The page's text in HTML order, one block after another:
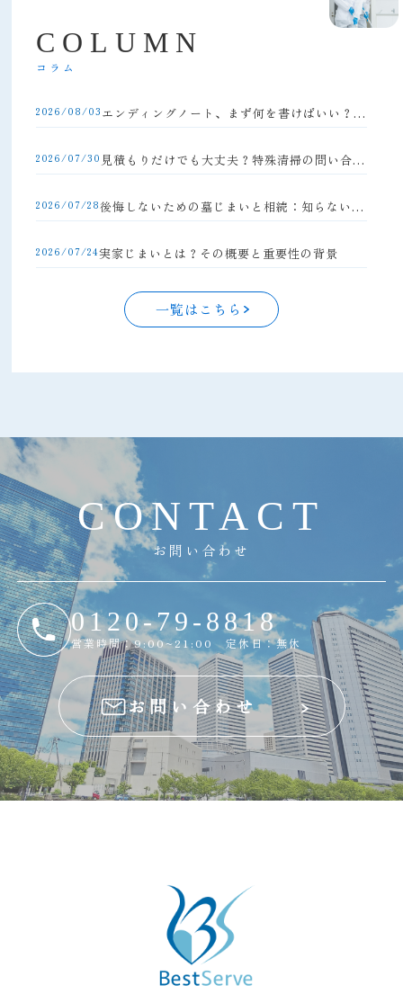
C O L U M N
コラム
2026/08/03 エンディングノート、まず何を書けばいい？初心者向け完全ガイド
2026/07/30 見積もりだけでも大丈夫？特殊清掃の問い合わせの流れと注意点
2026/07/28 後悔しないための墓じまいと相続：知らないと損する手続きの落とし穴
2026/07/24実家じまいとは？その概要と重要性の背景
一覧はこちら
CONTA C T
お問い合わせ
0120-79-8818
営業時間：9:00~21:00 定休日：無休
お問い合わせ